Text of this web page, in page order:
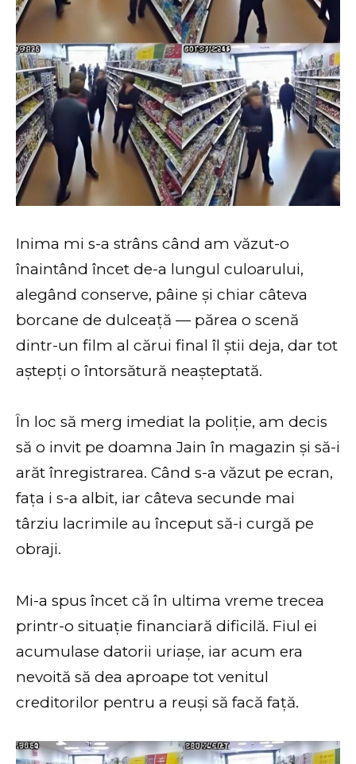
Inima mi s-a strâns când am văzut-o
înaintând încet de-a lungul culoarului,
alegând conserve, pâine și chiar câteva
borcane de dulceață — părea o scenă
dintr-un film al cărui final îl știi deja, dar tot
aștepți o întorsătură neașteptată.
În loc să merg imediat la poliție, am decis
să o invit pe doamna Jain în magazin și să-i
arăt înregistrarea. Când s-a văzut pe ecran,
fața i s-a albit, iar câteva secunde mai
târziu lacrimile au început să-i curgă pe
obraji.
Mi-a spus încet că în ultima vreme trecea
printr-o situație financiară dificilă. Fiul ei
acumulase datorii uriașe, iar acum era
nevoită să dea aproape tot venitul
creditorilor pentru a reuși să facă față.